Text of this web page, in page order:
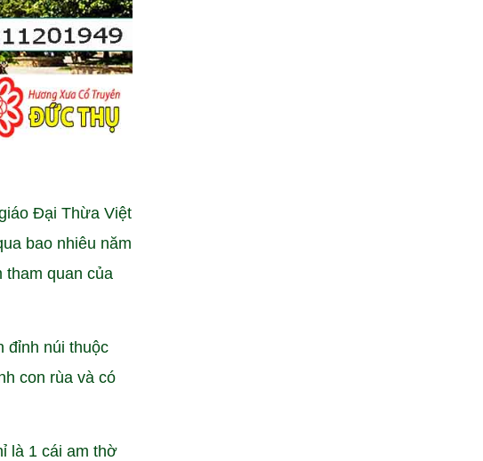
Đại Thừa Việt
bao nhiêu năm
tham quan của
đỉnh núi thuộc
con rùa và có
là 1 cái am thờ